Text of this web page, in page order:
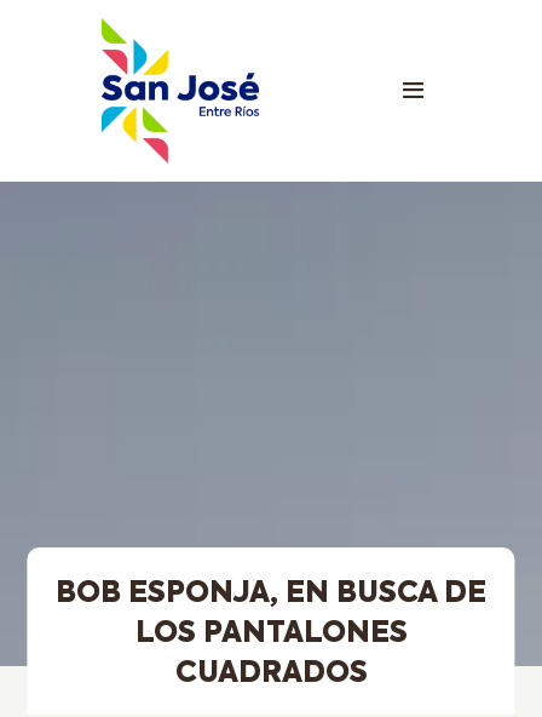
BOB ESPONJA, EN BUSCA DE
LOS PANTALONES
CUADRADOS